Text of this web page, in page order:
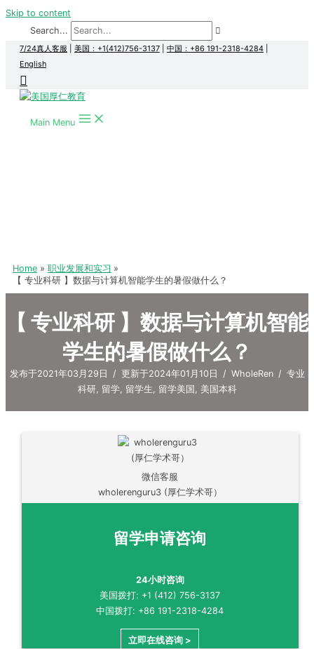
Skip to content
Search...
7/24真人客服 美国：+1(412)756-3137 中国：+86 191-2318-4284
English
Main Menu
Home
职业发展和实习
【 专业科研 】数据与计算机智能学生的暑假做什么？
【 专业科研 】数据与计算机智能
学生的暑假做什么？
发布于2021年03月29日 / 更新于2024年01月10日 / WholeRen / 专业
科研, 留学, 留学生, 留学美国 , 美国本科
微信客服
wholerenguru3 (厚仁学术哥）
留学申请咨询
24小时咨询
美国拨打: +1 (412) 756-3137
中国拨打: +86 191-2318-4284
立即在线咨询 >